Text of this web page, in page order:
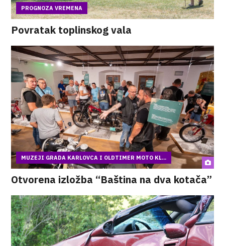
PROGNOZA VREMENA
Povratak toplinskog vala
MUZEJI GRADA KARLOVCA I OLDTIMER MOTO KL...
Otvorena izložba “Baština na dva kotača”